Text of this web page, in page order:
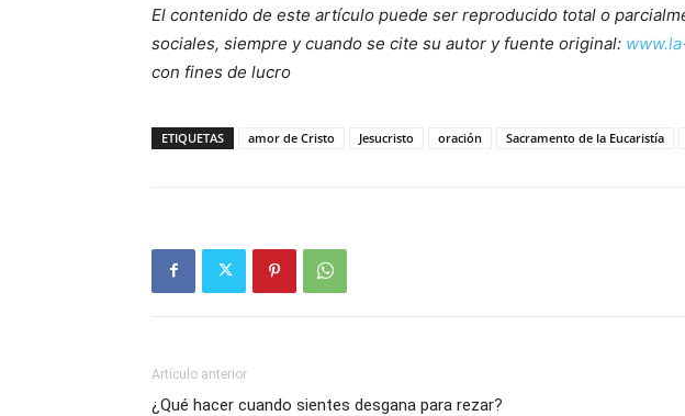
El contenido de este artículo puede ser reproducido total o
sociales, siempre y cuando se cite su autor y fuente original:
con fines de lucro
ETIQUETAS amor de Cristo Jesucristo oración Sacramento de la Eucaristía
Artículo anterior
¿Qué hacer cuando sientes desgana para rezar?